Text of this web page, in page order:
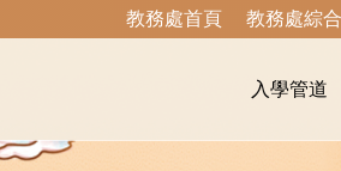
教務處首頁 教務處綜
入學管道